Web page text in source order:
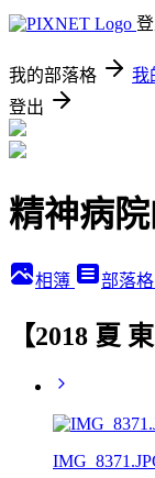
我的部落格 我
登出
精神病
相簿 部落格
【2018 夏